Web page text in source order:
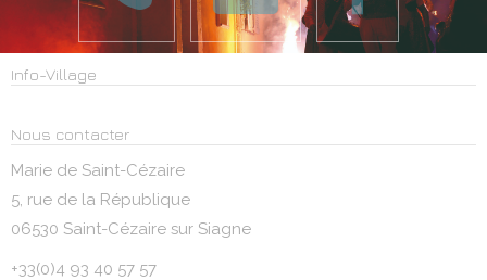
Info-Village
Nous contacter
Marie de Saint-Cézaire
5, rue de la République
06530 Saint-Cézaire sur Siagne
+33(0)4 93 40 57 57